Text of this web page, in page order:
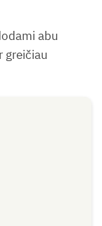
abu
greičiau